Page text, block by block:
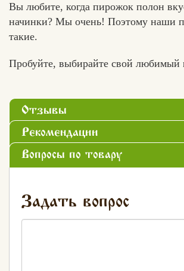
Вы любите, когда пирожок полон
начинки? Мы очень! Поэтому наши
такие.
Пробуйте, выбирайте свой любимый
Отзывы
Рекомендации
Вопросы по товару
Задать вопрос